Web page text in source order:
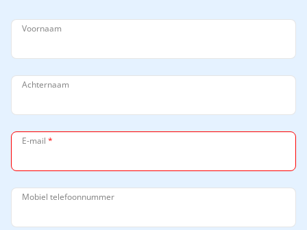
Voornaam
Achternaam
E-mail *
Mobiel telefoonnummer